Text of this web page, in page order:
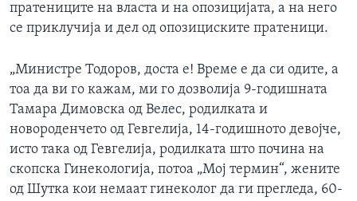
пратениците на власта и на опозицијата, а на него
се приклучија и дел од опозициските пратеници.
„Министре Тодоров, доста е! Време е да си одите, а
тоа да ви го кажам, ми го дозволија 9-годишната
Тамара Димовска од Велес, родилката и
новороденчето од Гевгелија, 14-годишното девојче,
исто така од Гевгелија, родилката што почина на
скопска Гинекологија, потоа „Мој термин“, жените
од Шутка кои немаат гинеколог да ги прегледа, 60-